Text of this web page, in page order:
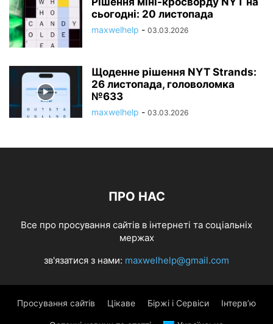
сьогодні: 20 листопада
maxwelhelp - 03.03.2026
Щоденне рішення NYT Strands:
26 листопада, головоломка
№633
maxwelhelp - 03.03.2026
ПРО НАС
Все про просування сайтів в інтернеті та соціальніх
мержах
зв'язатися з нами: maxwelhelp@gmail.com
Просування сайтів Цікаве Біржі і Сервіси Інтерв’ю